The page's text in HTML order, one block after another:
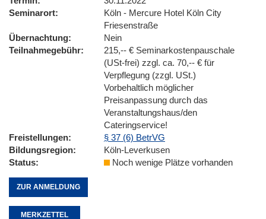
Seminarort
Köln - Mercure Hotel Köln City
Friesenstraße
Übernachtung
Nein
Teilnahmegebühr
215,-- € Seminarkostenpauschale
(USt-frei) zzgl. ca. 70,-- € für
Verpflegung (zzgl. USt.)
Vorbehaltlich möglicher
Preisanpassung durch das
Veranstaltungshaus/den
Cateringservice!
Freistellungen
§ 37 (6) BetrVG
Bildungsregion
Köln-Leverkusen
Status
Noch wenige Plätze vorhanden
ZUR ANMELDUNG
MERKZETTEL